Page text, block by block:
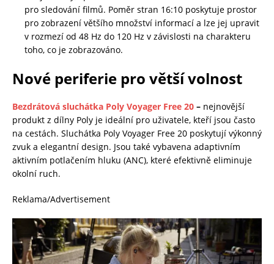
pro sledování filmů. Poměr stran 16:10 poskytuje prostor
pro zobrazení většího množství informací a lze jej upravit
v rozmezí od 48 Hz do 120 Hz v závislosti na charakteru
toho, co je zobrazováno.
Nové periferie pro větší volnost
Bezdrátová sluchátka Poly Voyager Free 20 – nejnovější
produkt z dílny Poly je ideální pro uživatele, kteří jsou často
na cestách. Sluchátka Poly Voyager Free 20 poskytují výkonný
zvuk a elegantní design. Jsou také vybavena adaptivním
aktivním potlačením hluku (ANC), které efektivně eliminuje
okolní ruch.
Reklama/Advertisement